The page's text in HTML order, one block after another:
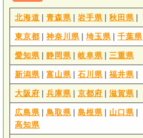
北海道 | 青森県 | 岩手県 | 秋田県 |
東京都 | 神奈川県 | 埼玉県 | 千葉県
愛知県 | 静岡県 | 岐阜県 | 三重県
新潟県 | 富山県 | 石川県 | 福井県 |
大阪府 | 兵庫県 | 京都府 | 滋賀県 |
広島県 | 鳥取県 | 島根県 | 山口県 |
高知県